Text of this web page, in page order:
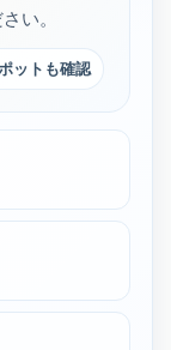
い。
ットも確認